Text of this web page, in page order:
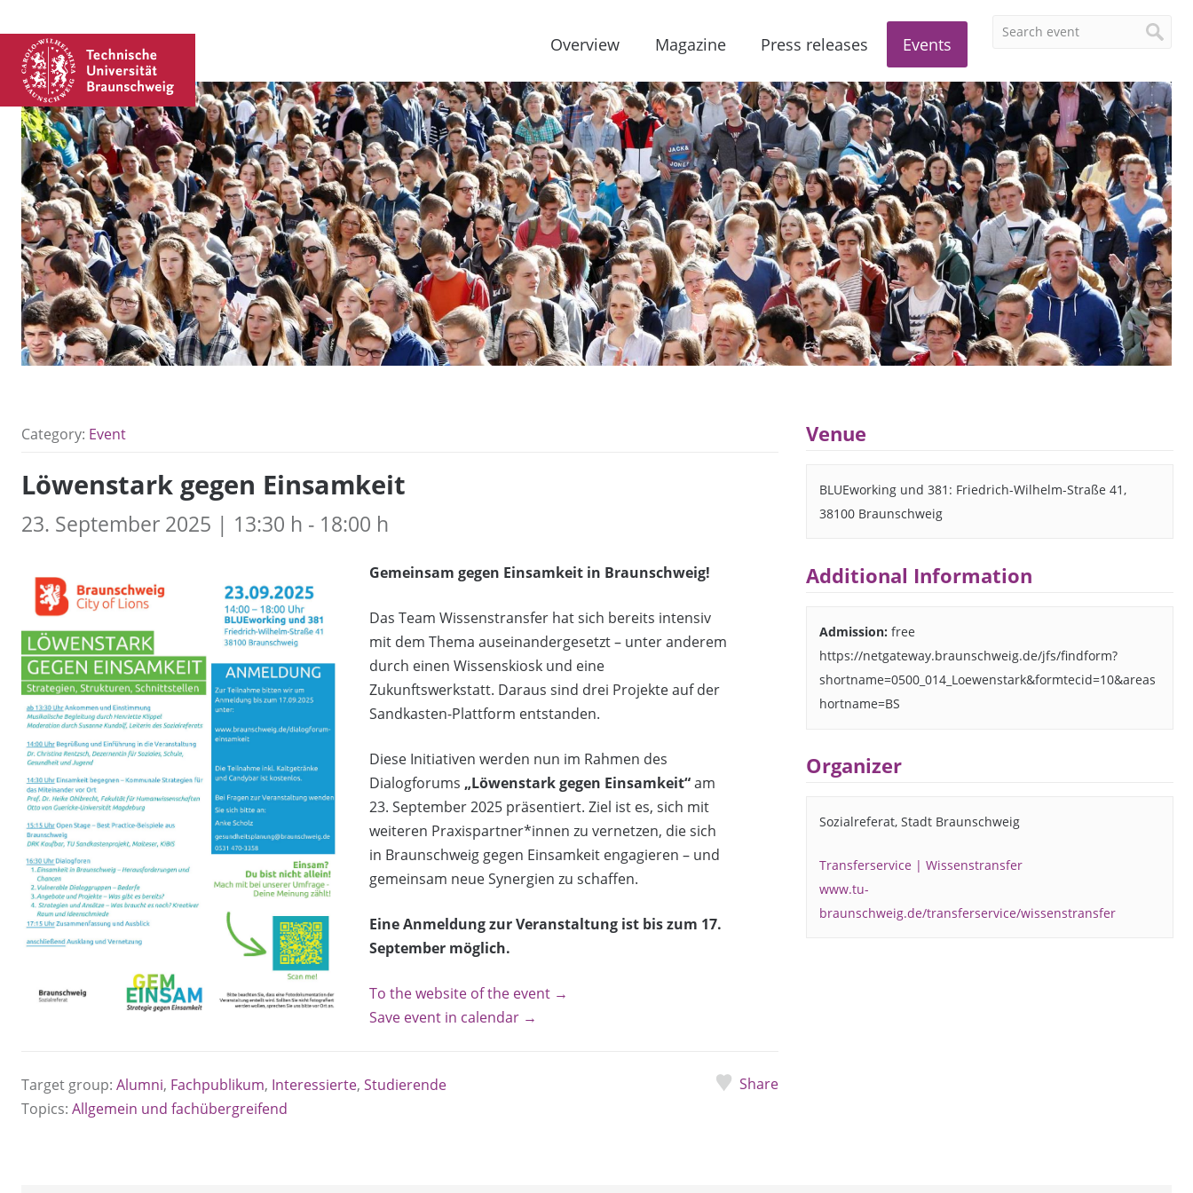
Overview Magazine Press releases Events
Category: Event
Löwenstark gegen Einsamkeit
23. September 2025 | 13:30 h - 18:00 h
Gemeinsam gegen Einsamkeit in Braunschweig!
Das Team Wissenstransfer hat sich bereits intensiv
mit dem Thema auseinandergesetzt – unter anderem
durch einen Wissenskiosk und eine
Zukunftswerkstatt. Daraus sind drei Projekte auf der
Sandkasten-Plattform entstanden.
Diese Initiativen werden nun im Rahmen des
Dialogforums „Löwenstark gegen Einsamkeit“am
23. September 2025 präsentiert. Ziel ist es, sich mit
weiteren Praxispartner*innen zu vernetzen, die sich
in Braunschweig gegen Einsamkeit engagieren – und
gemeinsam neue Synergien zu schaffen.
Eine Anmeldung zur Veranstaltung ist bis zum 17.
September möglich.
To the website of the event →
Save event in calendar →
Target group: Alumni, Fachpublikum, Interessierte, Studierende
Topics: Allgemein und fachübergreifend
Share
Venue
BLUEworking und 381: Friedrich-Wilhelm-Straße 41,
38100 Braunschweig
Additional Information
Admission: free
https://netgateway.braunschweig.de/jfs/findform?
shortname=0500_014_Loewenstark&formtecid=10&areas
hortname=BS
Organizer
Sozialreferat, Stadt Braunschweig
Transferservice | Wissenstransfer
www.tu-
braunschweig.de/transferservice/wissenstransfer